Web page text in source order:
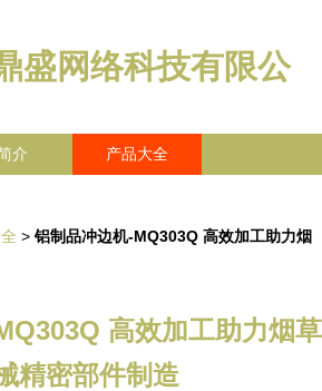
盛网络科技有限公
介 产品大全
> 铝制品冲边机-MQ303Q 高效加工助力烟
高效加工助力烟草
精密部件制造